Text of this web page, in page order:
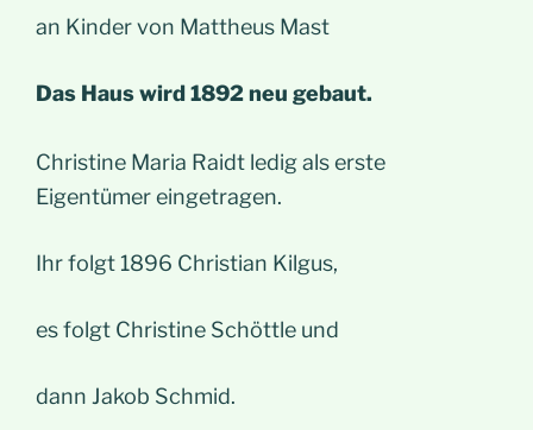
an Kinder von Mattheus Mast
Das Haus wird 1892 neu gebaut.
Christine Maria Raidt ledig als erste
Eigentümer eingetragen.
Ihr folgt 1896 Christian Kilgus,
es folgt Christine Schöttle und
dann Jakob Schmid.